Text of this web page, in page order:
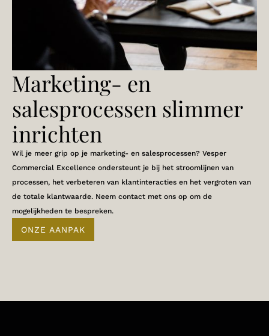
Marketing- en
salesprocessen slimmer
inrichten
Wil je meer grip op je marketing- en salesprocessen? Vesper
Commercial Excellence ondersteunt je bij het stroomlijnen van
processen, het verbeteren van klantinteracties en het vergroten van
de totale klantwaarde. Neem contact met ons op om de
mogelijkheden te bespreken.
ONZE AANPAK